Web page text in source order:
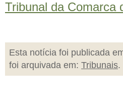
Tribunal da Comarca
Esta notícia foi publicada
foi arquivada em: Tribunais.